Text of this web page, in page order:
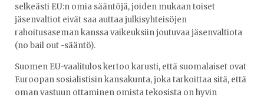
selkeästi EU:n omia sääntöjä, joiden mukaan toiset
jäsenvaltiot eivät saa auttaa julkisyhteisöjen
rahoitusaseman kanssa vaikeuksiin joutuvaa jäsenvaltiota
(no bail out -sääntö).
Suomen EU-vaalitulos kertoo karusti, että suomalaiset ovat
Euroopan sosialistisin kansakunta, joka tarkoittaa sitä, että
oman vastuun ottaminen omista tekosista on hyvin